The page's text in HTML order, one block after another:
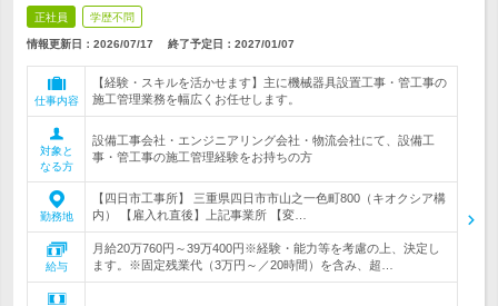
正社員 学歴不問
情報更新日：2026/07/17 終了予定日： 2027/01/07
仕事内容
【経験・スキルを活かせます】主に機械器具設置工事・管工事の
施工管理業務を幅広くお任せします。
対象と
なる方
設備工事会社・エンジニアリング会社・物流会社にて、設備工
事・管工事の施工管理経験をお持ちの方
勤務地
【四日市工事所】 三重県四日市市山之一色町800（キオクシア構
内） 【雇入れ直後】上記事業所 【変…
給与
月給20万760円～39万400円※経験・能力等を考慮の上、決定し
ます。※固定残業代（3万円～／20時間）を含み、超…